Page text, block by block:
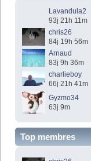
Lavandula2
93j 21h 11m
chris26
84j 19h 56m
Arnaud
83j 9h 36m
charlieboy
66j 21h 41m
Gyzmo34
63j 9m
Top membres